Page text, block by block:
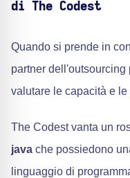
di The Codest
Quando si prende in
partner dell'outsourcing
valutare le capacità e
The Codest vanta un
java che possiedono
linguaggio di